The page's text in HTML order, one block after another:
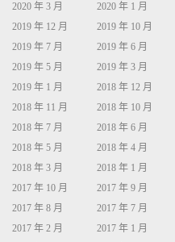
2020 年 3 月
2020 年 1 月
2019 年 12 月
2019 年 10 月
2019 年 7 月
2019 年 6 月
2019 年 5 月
2019 年 3 月
2019 年 1 月
2018 年 12 月
2018 年 11 月
2018 年 10 月
2018 年 7 月
2018 年 6 月
2018 年 5 月
2018 年 4 月
2018 年 3 月
2018 年 1 月
2017 年 10 月
2017 年 9 月
2017 年 8 月
2017 年 7 月
2017 年 2 月
2017 年 1 月